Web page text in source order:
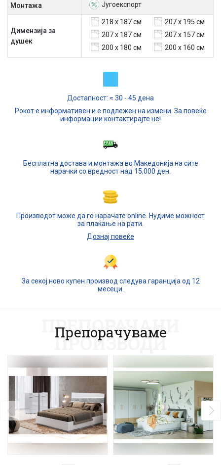
Mонтажа Југоекспорт
Димензија за
душек
218 х 187 см
207 х 195 см
207 х 187 см
207 х 157 см
200 x 180 см
200 x 160 см
Достапност: ≈ 30 - 45 дена
Рокот е информативен и е подлежен на измени. За повеќе
информации контактирајте не!
Бесплатна достава и монтажа во Македонија на сите
нарачки со вредност над 15,000 ден.
Производот може да го нарачате online. Нудиме можност
за плаќање на рати.
Дознај повеќе
За секој ново купен производ следува гаранција од 12
месеци.
Препорачуваме
ПРЕПОРАЧАНИ
ПРОИЗВОДИ